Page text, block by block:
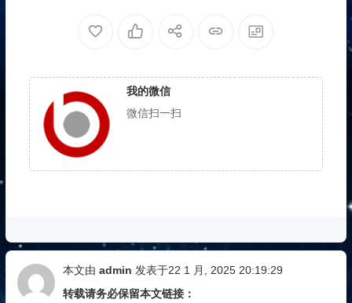
我的微信
微信扫一扫
本文由 admin 发表于22 1 月, 2025 20:19:29
转载请务必保留本文链接：